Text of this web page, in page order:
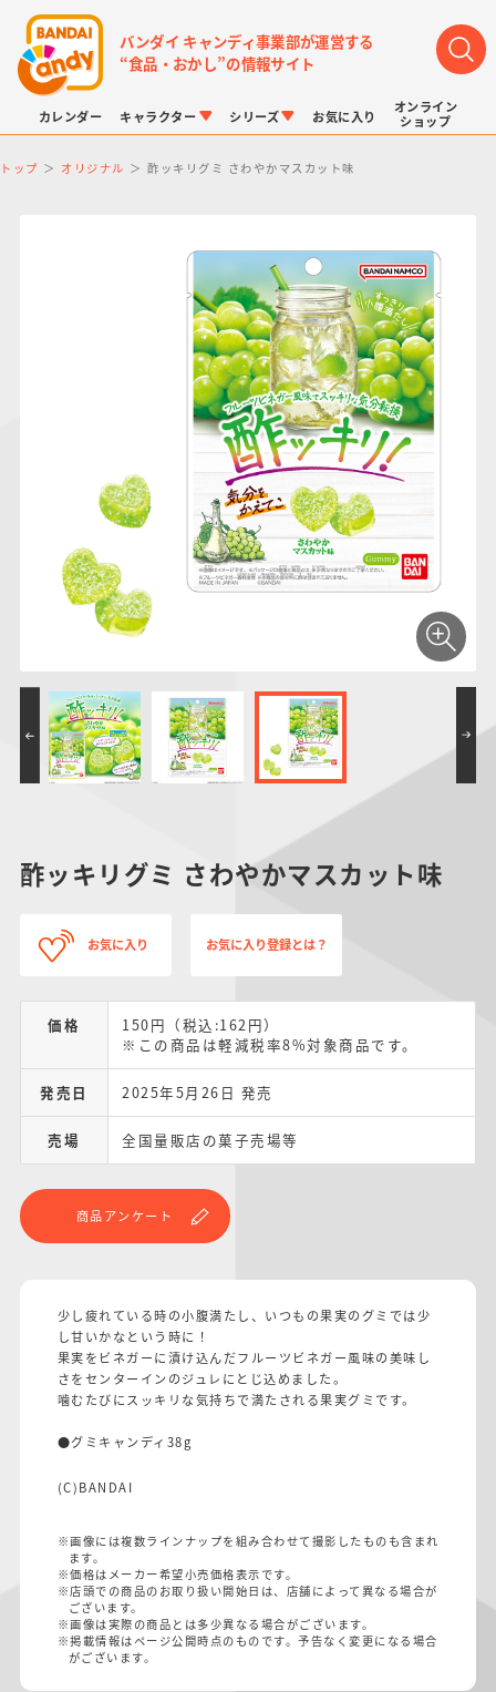
バンダイ キャンディ事業部が運営する
“食品・おかし”の情報サイト
カレンダー キャラクター
仮面ライダーシリー
ズ
PROJECT R.E.D.・
スーパー戦隊シリー
ズ
プリキュアシリーズ
ガンダムシリーズ
ポケットモンスター
ドラゴンボール
アンパンマン
サンリオキャラクタ
シリーズ
キャラパキ
つりグミ
チョコサプ
にふぉるめーしょん
＆スクエアシール
SMPシリーズ
ポケモンキッズ
ポケモンスケールワ
ールド
お気に入り
オンライン
ショップ
トップ オリジナル 酢ッキリグミ さわやかマスカット味
酢ッキリグミ さわやかマスカット味
お気に入り お気に入り登録とは？
価格
150円（税込:162円）
※この商品は軽減税率8%対象商品です。
発売日 2025年5月26日 発売
売場 全国量販店の菓子売場等
商品アンケート
少し疲れている時の小腹満たし、いつもの果実のグミでは少
し甘いかなという時に！
果実をビネガーに漬け込んだフルーツビネガー風味の美味し
さをセンターインのジュレにとじ込めました。
噛むたびにスッキリな気持ちで満たされる果実グミです。
●グミキャンディ38g
(C)BANDAI
※画像には複数ラインナップを組み合わせて撮影したものも含まれ
ます。
※価格はメーカー希望小売価格表示です。
※店頭での商品のお取り扱い開始日は、店舗によって異なる場合が
ございます。
※画像は実際の商品とは多少異なる場合がございます。
※掲載情報はページ公開時点のものです。予告なく変更になる場合
がございます。